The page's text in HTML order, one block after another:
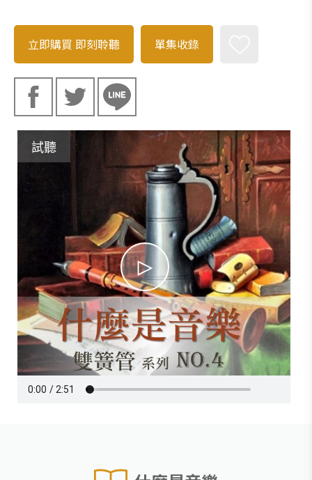
立即購買 即刻聆聽 單集收錄